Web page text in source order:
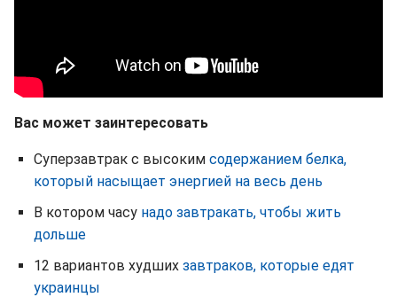
Вас может заинтересовать
Суперзавтрак с высоким содержанием белка,
который насыщает энергией на весь день
В котором часу надо завтракать, чтобы жить
дольше
12 вариантов худших завтраков, которые едят
украинцы